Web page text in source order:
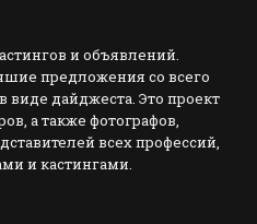
и объявлений.
предложения со всего
виде дайджеста. Это проект
а также фотографов,
всех профессий,
и кастингами.